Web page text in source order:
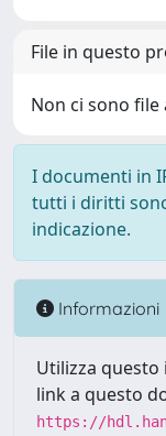
File in questo
Non ci sono
I documenti in
tutti i diritti
indicazione.
Informazioni
Utilizza
link a questo
https://